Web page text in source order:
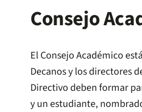
Consejo
El Consejo Académico
Decanos y los directores
Directivo deben formar
y un estudiante,